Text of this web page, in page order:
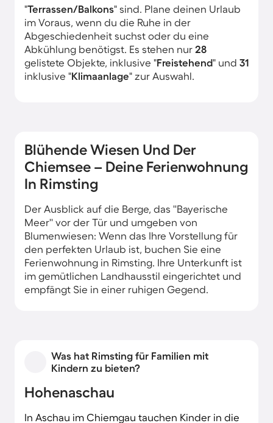
"Terrassen/Balkons" sind. Plane deinen Urlaub
im Voraus, wenn du die Ruhe in der
Abgeschiedenheit suchst oder du eine
Abkühlung benötigst. Es stehen nur 28
gelistete Objekte, inklusive "Freistehend" und 31
inklusive "Klimaanlage" zur Auswahl.
Blühende Wiesen Und Der
Chiemsee – Deine Ferienwohnung
In Rimsting
Der Ausblick auf die Berge, das ''Bayerische
Meer'' vor der Tür und umgeben von
Blumenwiesen: Wenn das Ihre Vorstellung für
den perfekten Urlaub ist, buchen Sie eine
Ferienwohnung in Rimsting. Ihre Unterkunft ist
im gemütlichen Landhausstil eingerichtet und
empfängt Sie in einer ruhigen Gegend.
Was hat Rimsting für Familien mit
Kindern zu bieten?
Hohenaschau
In Aschau im Chiemgau tauchen Kinder in die